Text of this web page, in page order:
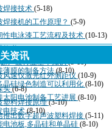
焊接技术 (5-18)
焊接机的工作原理？ (5-9)
性电泳漆工艺流程及技术 (10-13)
格书
(4-3)
声波行业基本知识(5-16)
风速仪激光红外测距仪 (10-9)
头(6-8)
塑料焊接原理(3-10)
推出数字超声波塑料焊接 (5-11)
资讯
薄膜的制备方法(8-10)
晶硅绿色制造可以利用化 (8-10)
太阳电池制备工艺进展 (8-10)
电技术(8-10)
电池板,多晶硅和单晶硅 (8-10)